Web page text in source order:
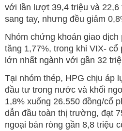
với lần lượt 39,4 triệu và
sang tay, nhưng đều giảm
Nhóm chứng khoán giao dịch
tăng 1,77%, trong khi VIX- cổ
lớn nhất ngành với gần 32
Tại nhóm thép, HPG chịu áp
đầu tư trong nước và khối
1,8% xuống 26.550 đồng/cổ
dẫn đầu toàn thị trường, đạt
ngoại bán ròng gần 8,8 triệu